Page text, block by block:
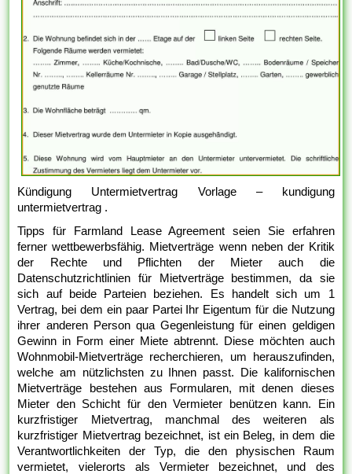
Kündigung Untermietvertrag Vorlage – kundigung
untermietvertrag .
Tipps für Farmland Lease Agreement seien Sie erfahren
ferner wettbewerbsfähig. Mietverträge wenn neben der Kritik
der Rechte und Pflichten der Mieter auch die
Datenschutzrichtlinien für Mietverträge bestimmen, da sie
sich auf beide Parteien beziehen. Es handelt sich um 1
Vertrag, bei dem ein paar Partei Ihr Eigentum für die Nutzung
ihrer anderen Person qua Gegenleistung für einen geldigen
Gewinn in Form einer Miete abtrennt. Diese möchten auch
Wohnmobil-Mietverträge recherchieren, um herauszufinden,
welche am nützlichsten zu Ihnen passt. Die kalifornischen
Mietverträge bestehen aus Formularen, mit denen dieses
Mieter den Schicht für den Vermieter benützen kann. Ein
kurzfristiger Mietvertrag, manchmal des weiteren als
kurzfristiger Mietvertrag bezeichnet, ist ein Beleg, in dem die
Verantwortlichkeiten der Typ, die den physischen Raum
vermietet, vielerorts als Vermieter bezeichnet, und des